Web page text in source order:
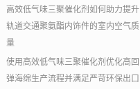
高效低气味三聚催化剂如何助力提升
轨道交通聚氨酯内饰件的室内空气质
量
使用高效低气味三聚催化剂优化高回
弹海绵生产流程并满足严苛环保出口